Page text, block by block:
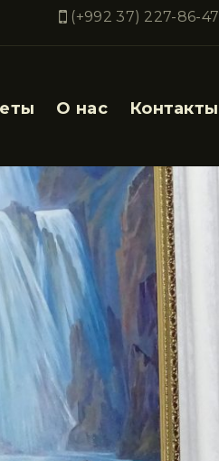
(+992 37) 227-86-47
О нас Контакты